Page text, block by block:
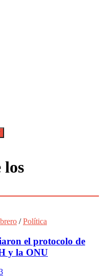
los
/Política
el protocolo de
y la ONU